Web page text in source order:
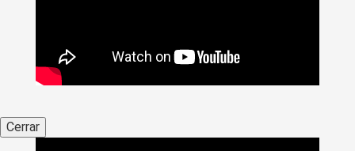
Cerrar